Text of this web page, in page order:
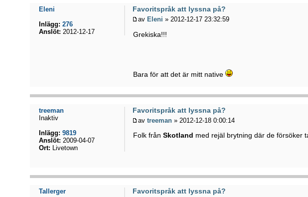
Favoritspråk att lyssna på?
av Eleni » 2012-12-17 23:32:59
Grekiska!!!
Bara för att det är mitt native
Eleni
Inlägg: 276
Anslöt: 2012-12-17
Favoritspråk att lyssna på?
avtreeman » 2012-12-18 0:00:14
Folk frånSkotland med rejäl brytning där de försöker
treeman
Inaktiv
Inlägg: 9819
Anslöt: 2009-04-07
Ort: Livetown
Favoritspråk att lyssna på?
Tallerger